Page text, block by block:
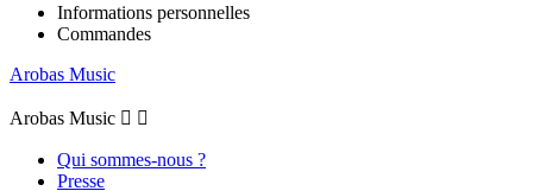
Informations personnelles
Commandes
Arobas Music
Arobas Music  
Qui sommes-nous ?
Presse